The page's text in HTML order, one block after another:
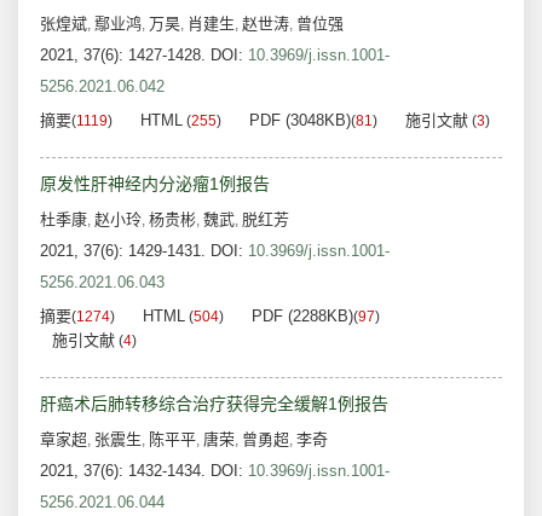
张煌斌, 鄢业鸿, 万昊, 肖建生, 赵世涛, 曾位强
2021, 37(6): 1427-1428. DOI: 10.3969/j.issn.1001-
5256.2021.06.042
摘要(1119) HTML (255) PDF (3048KB)(81) 施引文献 (3)
原发性肝神经内分泌瘤1例报告
杜季康, 赵小玲, 杨贵彬, 魏武, 脱红芳
2021, 37(6): 1429-1431. DOI: 10.3969/j.issn.1001-
5256.2021.06.043
摘要(1274) HTML (504) PDF (2288KB)(97)
施引文献 (4)
肝癌术后肺转移综合治疗获得完全缓解1例报告
章家超, 张震生, 陈平平, 唐荣, 曾勇超, 李奇
2021, 37(6): 1432-1434. DOI: 10.3969/j.issn.1001-
5256.2021.06.044